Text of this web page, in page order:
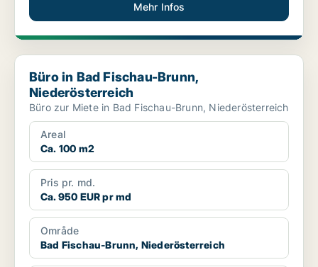
Mehr Infos
Büro in Bad Fischau-Brunn, Niederösterreich
Büro in Bad Fischau-Brunn,
Niederösterreich
Büro zur Miete in Bad Fischau-Brunn, Niederösterreich
Areal
Ca. 100 m2
Pris pr. md.
Ca. 950 EUR pr md
Område
Bad Fischau-Brunn, Niederösterreich